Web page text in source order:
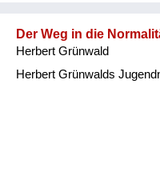
Der Weg in die
Herbert Grünwald
Herbert Grünwalds